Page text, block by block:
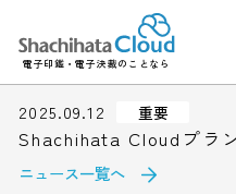
電子印鑑・電子決裁のことなら
2025.09.12 重要
Shachihata Cloudプラ
ニュース一覧へ